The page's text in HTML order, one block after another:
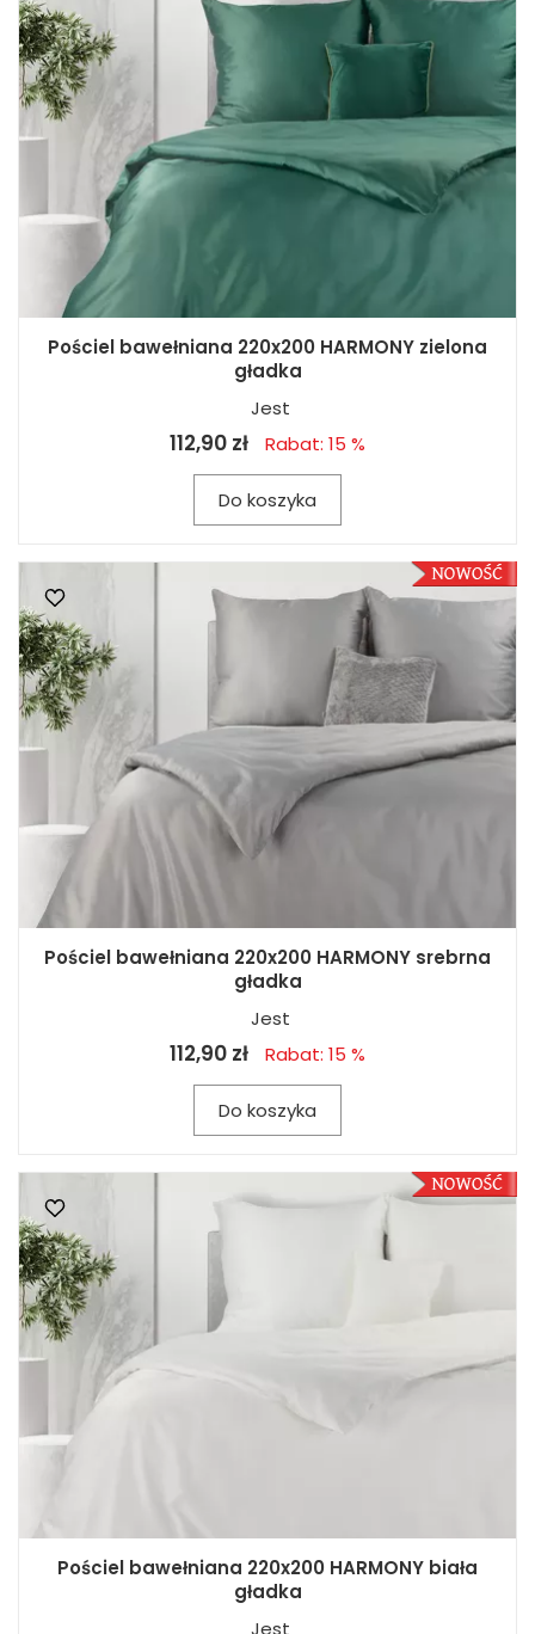
Pościel bawełniana 220x200 HARMONY zielona
gładka
Jest
112,90 zł Rabat: 15 %
Do koszyka
Pościel bawełniana 220x200 HARMONY srebrna
gładka
Jest
112,90 zł Rabat: 15 %
Do koszyka
Pościel bawełniana 220x200 HARMONY biała
gładka
Jest